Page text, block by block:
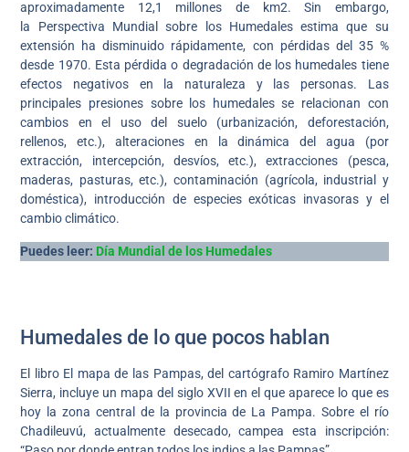
aproximadamente 12,1 millones de km2. Sin embargo,
la Perspectiva Mundial sobre los Humedales estima que su
extensión ha disminuido rápidamente, con pérdidas del 35 %
desde 1970. Esta pérdida o degradación de los humedales tiene
efectos negativos en la naturaleza y las personas. Las
principales presiones sobre los humedales se relacionan con
cambios en el uso del suelo (urbanización, deforestación,
rellenos, etc.), alteraciones en la dinámica del agua (por
extracción, intercepción, desvíos, etc.), extracciones (pesca,
maderas, pasturas, etc.), contaminación (agrícola, industrial y
doméstica), introducción de especies exóticas invasoras y el
cambio climático.
Puedes leer: Día Mundial de los Humedales
Humedales de lo que pocos hablan
El libro El mapa de las Pampas, del cartógrafo Ramiro Martínez
Sierra, incluye un mapa del siglo XVII en el que aparece lo que es
hoy la zona central de la provincia de La Pampa. Sobre el río
Chadileuvú, actualmente desecado, campea esta inscripción: